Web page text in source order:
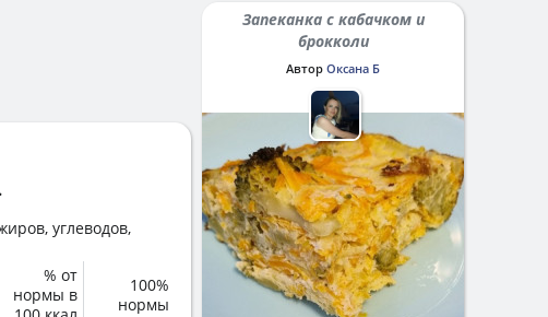
.
углеводов,
% от
нормы в
100%
нормы
Запеканка с кабачком и
брокколи
Автор Оксана Б